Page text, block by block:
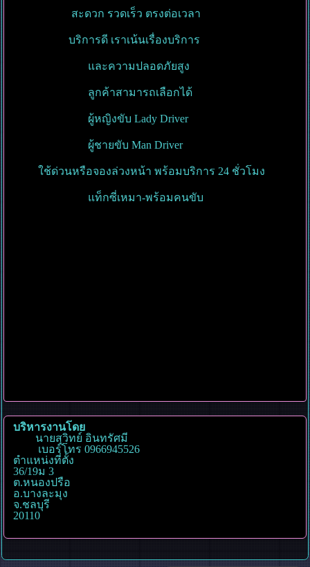
สะดวก รวดเร็ว ตรงต่อเวลา
บริการดี เราเน้นเรื่องบริการ
และความปลอดภัยสูง
ลูกค้าสามารถเลือกได้
ผู้หญิงขับ Lady Driver
ผู้ชายขับ Man Driver
ใช้ด่วนหรือจองล่วงหน้า พร้อมบริการ 24 ชั่วโมง
แท็กซี่เหมา-พร้อมคนขับ
บริหารงานโดย
นายสุวิทย์ อินทรัศมี
เบอร์โทร 0966945526
ตำแหน่งที่ตั้ง
36/19ม 3
ต.หนองปรือ
อ.บางละมุง
จ.ชลบุรี
20110